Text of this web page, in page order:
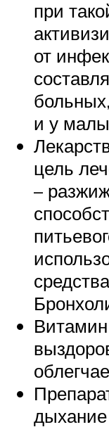
при
от
и у
цель
–
дыхание